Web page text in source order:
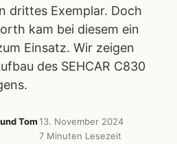
drittes Exemplar. Doch
kam bei diesem ein
Einsatz. Wir zeigen
des SEHCAR C830
Tom13. November 2024
7 Minuten Lesezeit